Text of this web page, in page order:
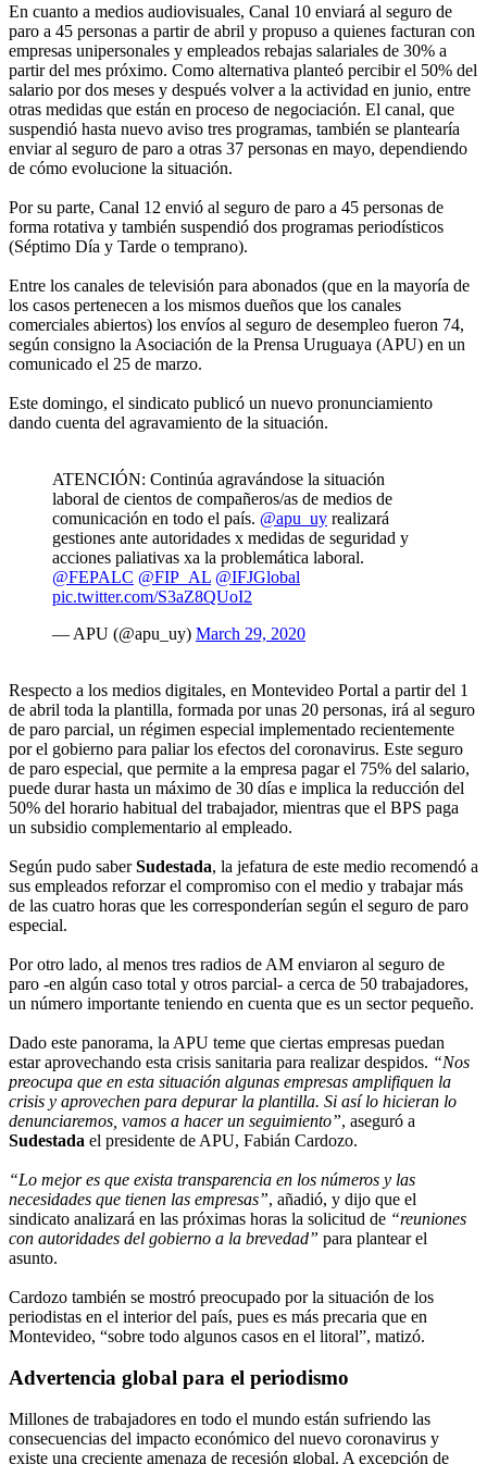
En cuanto a medios audiovisuales, Canal 10 enviará al seguro de
paro a 45 personas a partir de abril y propuso a quienes facturan con
empresas unipersonales y empleados rebajas salariales de 30% a
partir del mes próximo. Como alternativa planteó percibir el 50% del
salario por dos meses y después volver a la actividad en junio, entre
otras medidas que están en proceso de negociación. El canal, que
suspendió hasta nuevo aviso tres programas, también se plantearía
enviar al seguro de paro a otras 37 personas en mayo, dependiendo
de cómo evolucione la situación.
Por su parte, Canal 12 envió al seguro de paro a 45 personas de
forma rotativa y también suspendió dos programas periodísticos
(Séptimo Día y Tarde o temprano).
Entre los canales de televisión para abonados (que en la mayoría de
los casos pertenecen a los mismos dueños que los canales
comerciales abiertos) los envíos al seguro de desempleo fueron 74,
según consigno la Asociación de la Prensa Uruguaya (APU) en un
comunicado el 25 de marzo.
Este domingo, el sindicato publicó un nuevo pronunciamiento
dando cuenta del agravamiento de la situación.
ATENCIÓN: Continúa agravándose la situación
laboral de cientos de compañeros/as de medios de
comunicación en todo el país. @apu_uy realizará
gestiones ante autoridades x medidas de seguridad y
acciones paliativas xa la problemática laboral.
@FEPALC @FIP_AL @IFJGlobal
pic.twitter.com/S3aZ8QUoI2
— APU (@apu_uy) March 29, 2020
Respecto a los medios digitales, en Montevideo Portal a partir del 1
de abril toda la plantilla, formada por unas 20 personas, irá al seguro
de paro parcial, un régimen especial implementado recientemente
por el gobierno para paliar los efectos del coronavirus. Este seguro
de paro especial, que permite a la empresa pagar el 75% del salario,
puede durar hasta un máximo de 30 días e implica la reducción del
50% del horario habitual del trabajador, mientras que el BPS paga
un subsidio complementario al empleado.
Según pudo saberSudestada, la jefatura de este medio recomendó a
sus empleados reforzar el compromiso con el medio y trabajar más
de las cuatro horas que les corresponderían según el seguro de paro
especial.
Por otro lado, al menos tres radios de AM enviaron al seguro de
paro -en algún caso total y otros parcial- a cerca de 50 trabajadores,
un número importante teniendo en cuenta que es un sector pequeño.
Dado este panorama, la APU teme que ciertas empresas puedan
estar aprovechando esta crisis sanitaria para realizar despidos. “Nos
preocupa que en esta situación algunas empresas amplifiquen la
crisis y aprovechen para depurar la plantilla. Si así lo hicieran lo
denunciaremos, vamos a hacer un seguimiento”, aseguró a
Sudestada el presidente de APU, Fabián Cardozo.
“Lo mejor es que exista transparencia en los números y las
necesidades que tienen las empresas”, añadió, y dijo que el
sindicato analizará en las próximas horas la solicitud de “reuniones
con autoridades del gobierno a la brevedad” para plantear el
asunto.
Cardozo también se mostró preocupado por la situación de los
periodistas en el interior del país, pues es más precaria que en
Montevideo, “sobre todo algunos casos en el litoral”, matizó.
Advertencia global para el periodismo
Millones de trabajadores en todo el mundo están sufriendo las
consecuencias del impacto económico del nuevo coronavirus y
existe una creciente amenaza de recesión global. A excepción de